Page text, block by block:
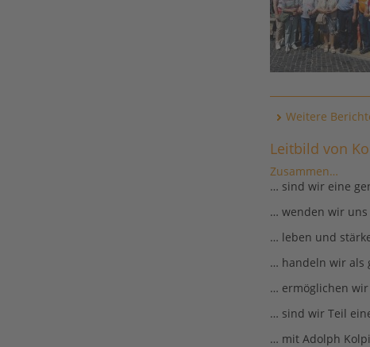
Weitere
Leitbild von
Zusammen…
… sind wir eine
… wenden wir
… leben und
… handeln wir als
… ermöglichen
… sind wir Teil
… mit Adolph